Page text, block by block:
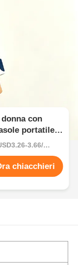
con
portatile a
Prezzo：USD3.26-3.66/pcs
chiacchieri